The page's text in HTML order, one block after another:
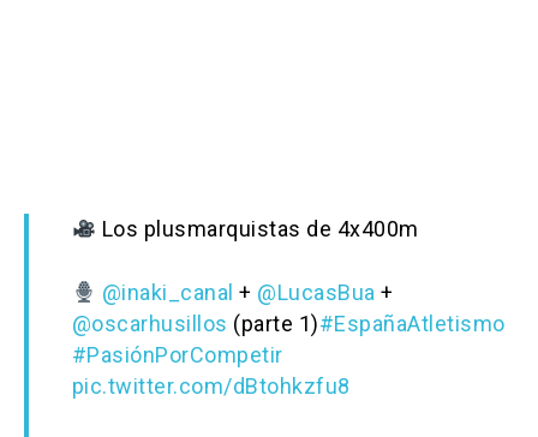
Los plusmarquistas de 4x400m
@inaki_canal + @LucasBua +
@oscarhusillos (parte 1)#EspañaAtletismo
#PasiónPorCompetir
pic.twitter.com/dBtohkzfu8